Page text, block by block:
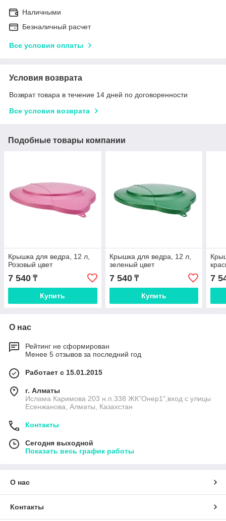
Наличными
Безналичный расчет
Все условия оплаты
Условия возврата
Возврат товара в течение 14 дней по договоренности
Все условия возврата
Подобные товары компании
Крышка для ведра, 12 л,
Розовый цвет
7 540 ₸
Купить
Крышка для ведра, 12 л,
зеленый цвет
7 540₸
Купить
7
О нас
Рейтинг не сформирован
Менее 5 отзывов за последний год
Работает с 15.01.2015
г. Алматы
Ислама Каримова 203 н.п.338 ЖК"Онер1",вход с улицы
Есенжанова, Алматы, Казахстан
Контакты
Сегодня выходной
Показать весь график работы
О нас
Контакты